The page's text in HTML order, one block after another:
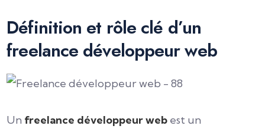
Définition et rôle clé d’un
freelance développeur web
Un freelance développeur web est un